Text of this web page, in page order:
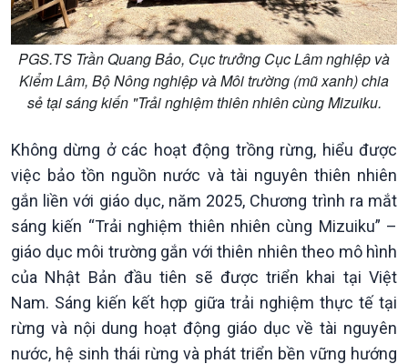
PGS.TS Trần Quang Bảo, Cục trưởng Cục Lâm nghiệp và
Kiểm Lâm, Bộ Nông nghiệp và Môi trường (mũ xanh) chia
sẻ tại sáng kiến "Trải nghiệm thiên nhiên cùng Mizuiku.
Không dừng ở các hoạt động trồng rừng, hiểu được
việc bảo tồn nguồn nước và tài nguyên thiên nhiên
gắn liền với giáo dục, năm 2025, Chương trình ra mắt
sáng kiến “Trải nghiệm thiên nhiên cùng Mizuiku” –
giáo dục môi trường gắn với thiên nhiên theo mô hình
của Nhật Bản đầu tiên sẽ được triển khai tại Việt
Nam. Sáng kiến kết hợp giữa trải nghiệm thực tế tại
rừng và nội dung hoạt động giáo dục về tài nguyên
nước, hệ sinh thái rừng và phát triển bền vững hướng